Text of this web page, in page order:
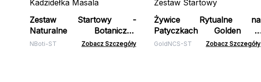
Zestaw Startowy -
Naturalne Botaniczne
Kadzidełka Masala
NBoti-ST Zobacz Szczegóły
Żywice Rytualne na
Patyczkach Golden -
Zestaw Startowy
GoldNCS-ST Zobacz Szczegóły